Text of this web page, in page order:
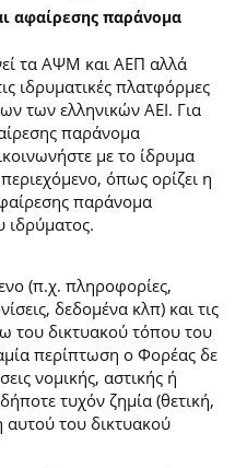
αφαίρεσης παράνομα
τα ΑΨΜ και ΑΕΠ αλλά
ιδρυματικές πλατφόρμες
των ελληνικών ΑΕΙ. Για
παράνομα
με το ίδρυμα
όπως ορίζει η
παράνομα
ιδρύματος.
(π.χ. πληροφορίες,
δεδομένα κλπ) και τις
του δικτυακού τόπου του
περίπτωση ο Φορέας δε
νομικής, αστικής ή
τυχόν ζημία (θετική,
αυτού του δικτυακού